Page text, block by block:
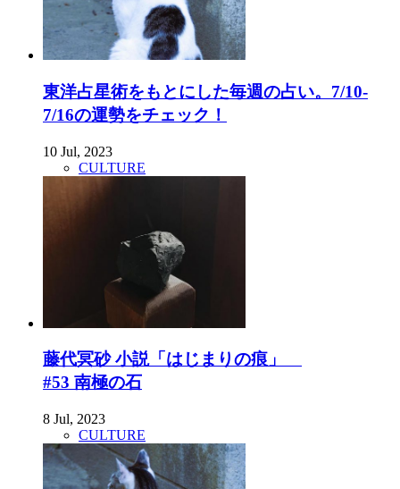
東洋占星術をもとにした毎週の占い。7/10-
7/16の運勢をチェック！
10 Jul, 2023
CULTURE
藤代冥砂 小説「はじまりの痕」
#53 南極の石
8 Jul, 2023
CULTURE